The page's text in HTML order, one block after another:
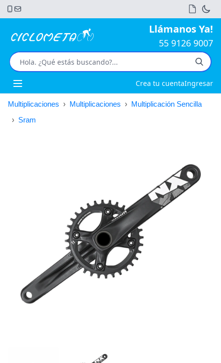
Llámanos Ya!
55 9126 9007
Open main menu Crea tu cuentaIngresar
Multiplicaciones › Multiplicaciones › Multiplicación Sencilla
› Sram